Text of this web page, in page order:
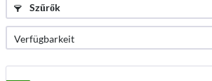
Szűrők